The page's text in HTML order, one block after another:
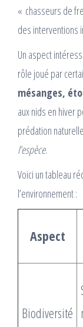
« chasseurs de
des interventions
Un aspect
rôle joué par
mésanges,
aux nids en hiver
prédation
l’espèce.
Voici un tableau
l’environnement :
Aspect
Biodiversité